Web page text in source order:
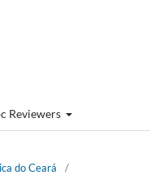
Reviewers
do Ceará
/